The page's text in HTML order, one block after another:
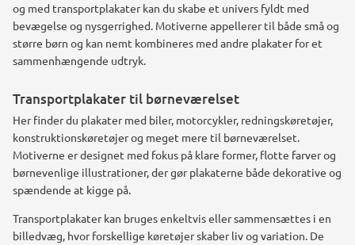
og med transportplakater kan du skabe et univers fyldt med
bevægelse og nysgerrighed. Motiverne appellerer til både små og
større børn og kan nemt kombineres med andre plakater for et
sammenhængende udtryk.
Transportplakater til børneværelset
Her finder du plakater med biler, motorcykler, redningskøretøjer,
konstruktionskøretøjer og meget mere til børneværelset.
Motiverne er designet med fokus på klare former, flotte farver og
børnevenlige illustrationer, der gør plakaterne både dekorative og
spændende at kigge på.
Transportplakater kan bruges enkeltvis eller sammensættes i en
billedvæg, hvor forskellige køretøjer skaber liv og variation. De